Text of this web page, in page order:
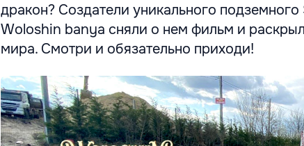
дракон? Создатели уникального
Woloshin banya сняли о нем фильм и
мира. Смотри и обязательно приходи!